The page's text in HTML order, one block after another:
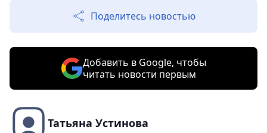
Поделитесь новостью
Добавить в Google, чтобы
читать новости первым
Татьяна Устинова